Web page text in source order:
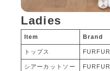
Ladies
Item Brand
トップス FURFUR
シアーカットソー FURFUR